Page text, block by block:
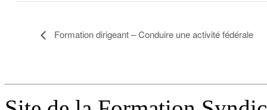
Formation dirigeant – Conduire une activité fédérale